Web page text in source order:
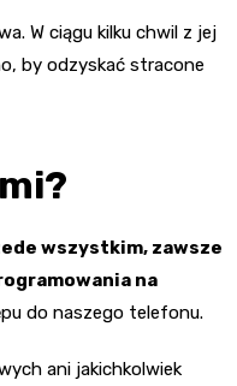
W ciągu kilku chwil z jej
by odzyskać stracone
wszystkim, zawsze
na
do naszego telefonu.
ani jakichkolwiek